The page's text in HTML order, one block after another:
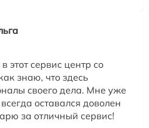
этот сервис центр со
знаю, что здесь
своего дела. Мне уже
оставался доволен
за отличный сервис!